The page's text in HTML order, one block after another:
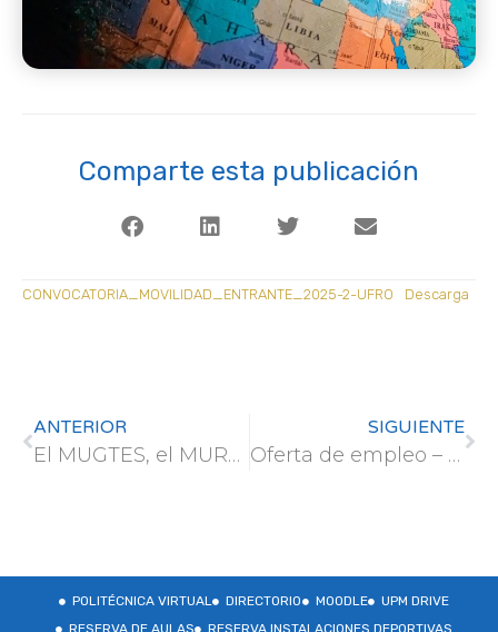
Comparte esta publicación
CONVOCATORIA_MOVILIDAD_ENTRANTE_2025-2-UFRO Descarga
ANTERIOR
El MUGTES, el MURE y el PDIFA están participando en el proceso de Renovación de la Acreditación 2025 que gestiona la Fundación para el conocimiento Madri+d
SIGUIENTE
Oferta de empleo – PhD in Forest Management and Ecology
POLITÉCNICA VIRTUAL DIRECTORIO MOODLE
UPM DRIVE